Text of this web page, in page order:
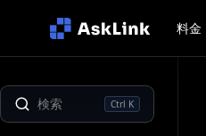
料金
Ctrl K